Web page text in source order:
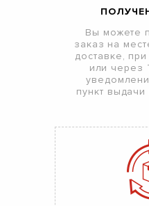
Вы можете
заказ на
доставке,
или через
пункт